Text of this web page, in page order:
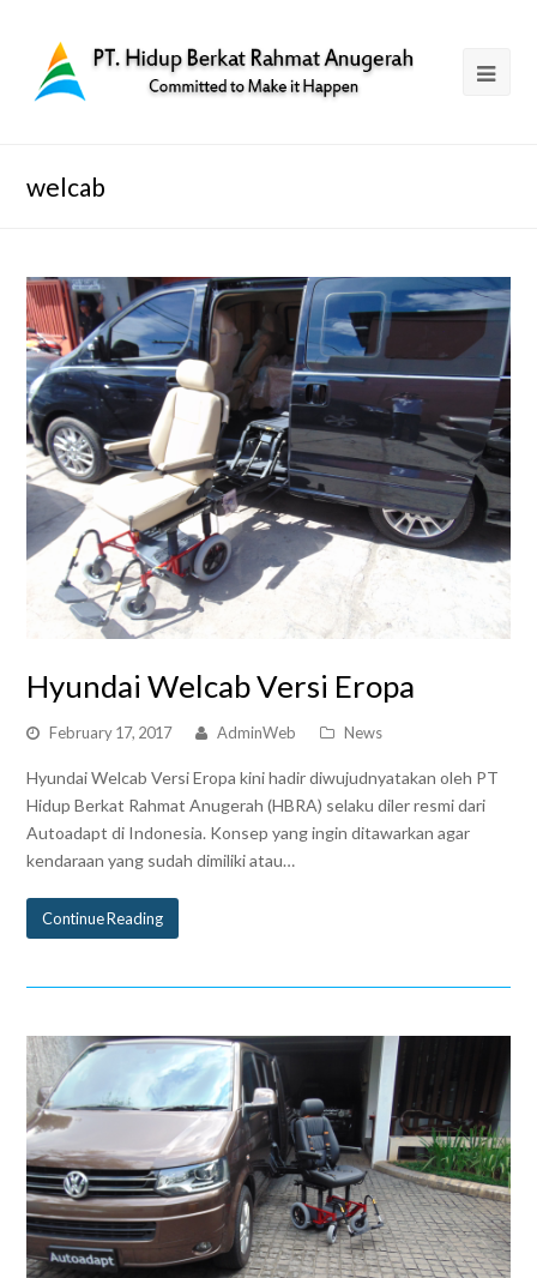
welcab
Hyundai Welcab Versi Eropa
February 17, 2017 AdminWeb News
Hyundai Welcab Versi Eropa kini hadir diwujudnyatakan oleh PT
Hidup Berkat Rahmat Anugerah (HBRA) selaku diler resmi dari
Autoadapt di Indonesia. Konsep yang ingin ditawarkan agar
kendaraan yang sudah dimiliki atau…
Continue Reading